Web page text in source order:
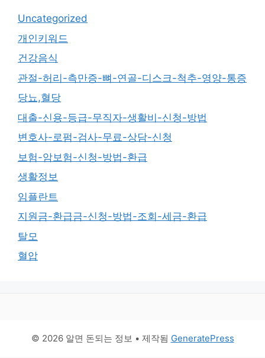
Uncategorized
개인키워드
건강음식
관절-허리-측만증-뼈-연골-디스크-척추-영양-통증
당뇨,혈당
대출-신용-등급-무직자-생활비-신청-방법
변호사-로펌-검사-무료-상담-신청
보험-암보험-신청-방법-환급
생활정보
임플란트
지원금-환급금-신청-방법-조회-세금-환급
탈모
혈압
© 2026 알면 돈되는 정보 • 제작됨 GeneratePress